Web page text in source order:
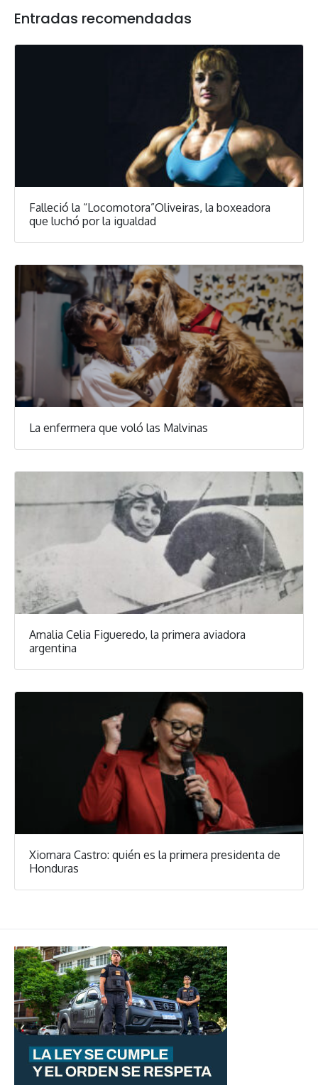
Entradas recomendadas
Falleció la “Locomotora”Oliveiras, la boxeadora
que luchó por la igualdad
La enfermera que voló las Malvinas
Amalia Celia Figueredo, la primera aviadora
argentina
Xiomara Castro: quién es la primera presidenta de
Honduras